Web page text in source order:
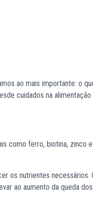
ao mais importante: o
cuidados na
como ferro, biotina, zinco
os nutrientes necessários.
ao aumento da queda